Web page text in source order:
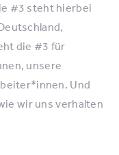
#3 steht hierbei
die #3 für
unsere
Und
wir uns verhalten